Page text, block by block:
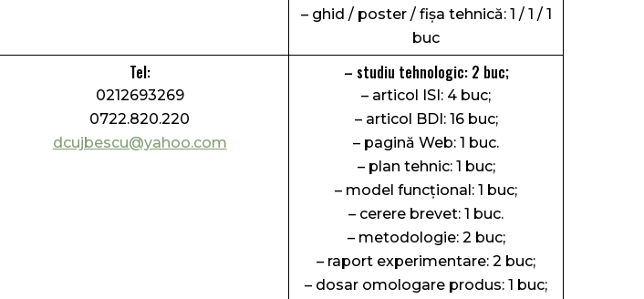
– ghid / poster / fişa tehnică: 1 / 1 / 1
buc
Tel:
0212693269
0722.820.220
dcujbescu@yahoo.com
– studiu tehnologic: 2 buc;
– articol ISI: 4 buc;
– articol BDI: 16 buc;
– pagină Web: 1 buc.
– plan tehnic: 1 buc;
– model funcțional: 1 buc;
– cerere brevet: 1 buc.
– metodologie: 2 buc;
– raport experimentare: 2 buc;
– dosar omologare produs: 1 buc;